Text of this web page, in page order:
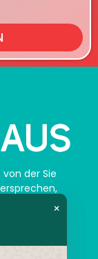
der Sie
Sie
×